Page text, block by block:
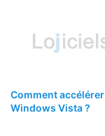
Comment accélérer
Windows Vista ?